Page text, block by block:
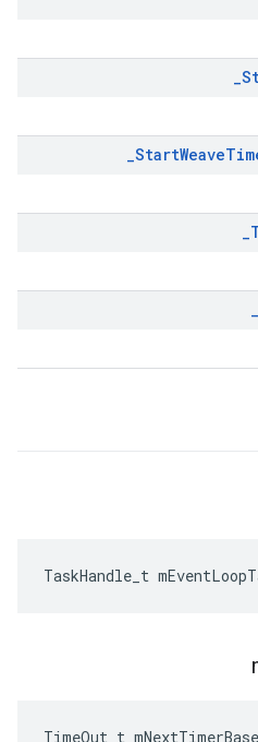
_
_StartWeave
_
_
TaskHandle_t
TimeOut_t